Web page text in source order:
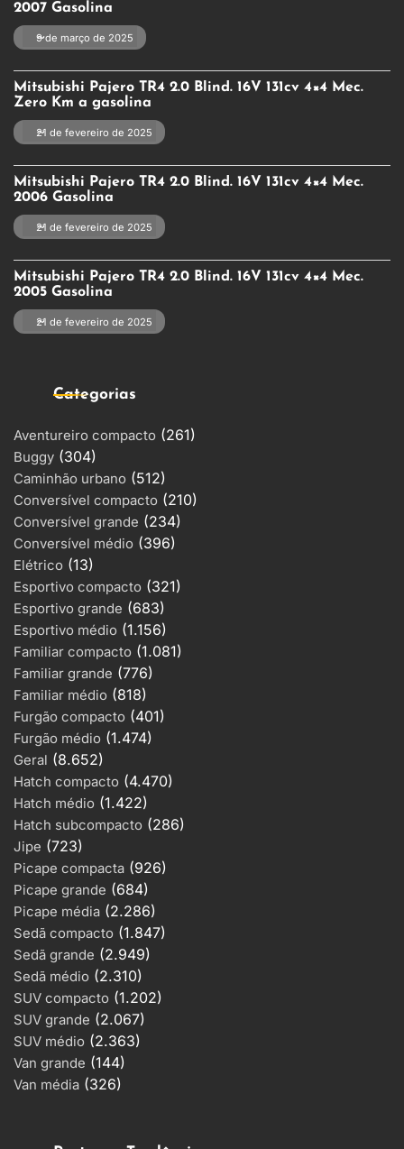
2007 Gasolina
9 de março de 2025
Mitsubishi Pajero TR4 2.0 Blind. 16V 131cv 4×4 Mec.
Zero Km a gasolina
21 de fevereiro de 2025
Mitsubishi Pajero TR4 2.0 Blind. 16V 131cv 4×4 Mec.
2006 Gasolina
21 de fevereiro de 2025
Mitsubishi Pajero TR4 2.0 Blind. 16V 131cv 4×4 Mec.
2005 Gasolina
21 de fevereiro de 2025
Categorias
Aventureiro compacto (261)
Buggy (304)
Caminhão urbano (512)
Conversível compacto (210)
Conversível grande (234)
Conversível médio (396)
Elétrico (13)
Esportivo compacto (321)
Esportivo grande (683)
Esportivo médio (1.156)
Familiar compacto (1.081)
Familiar grande (776)
Familiar médio (818)
Furgão compacto (401)
Furgão médio (1.474)
Geral (8.652)
Hatch compacto (4.470)
Hatch médio (1.422)
Hatch subcompacto (286)
Jipe (723)
Picape compacta (926)
Picape grande (684)
Picape média (2.286)
Sedã compacto (1.847)
Sedã grande (2.949)
Sedã médio (2.310)
SUV compacto (1.202)
SUV grande (2.067)
SUV médio (2.363)
Van grande (144)
Van média (326)